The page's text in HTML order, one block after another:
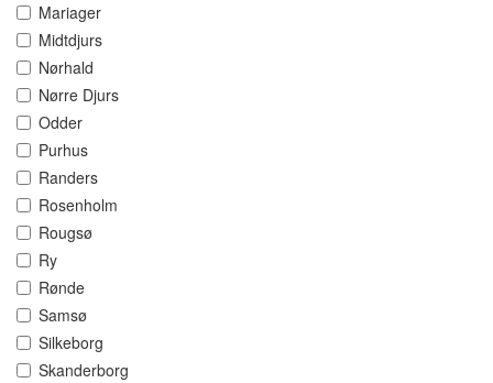
Mariager
Midtdjurs
Nørhald
Nørre Djurs
Odder
Purhus
Randers
Rosenholm
Rougsø
Ry
Rønde
Samsø
Silkeborg
Skanderborg